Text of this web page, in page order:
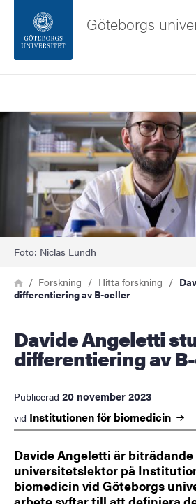
Sidfoten
Om webbplatsen
Göteborgs
Bild
Foto: Niclas Lundh
Länkstig
HemForskning Hitta forskning
differentiering av B-celler
Davide Angeletti studerar
differentiering av
Publicerad 20 november 2023
vid Institutionen för biomedicin
Davide Angeletti är biträdande
universitetslektor på
biomedicin vid Göteborgs